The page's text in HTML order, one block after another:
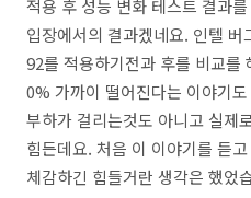
적용 후 성능 변화 테스트 결과
입장에서의 결과겠네요. 인텔
92를 적용하기전과 후를 비교를
0% 가까이 떨어진다는 이야기
부하가 걸리는것도 아니고 실제
힘든데요. 처음 이 이야기를 듣
체감하긴 힘들거란 생각은 했었